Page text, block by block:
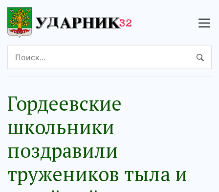
Гордеевские
школьники
поздравили
тружеников тыла и